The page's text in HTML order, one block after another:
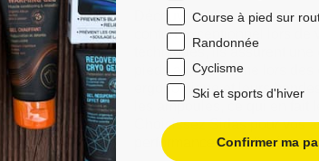
Découvrez les chaussettes
confort exceptionnel lors
techniques, ils assurent
pieds au sec même lors
ergonomique et leurs
les ampoules, ce qui en
Choisissez Sidas pour vos
performances améliorées et
Course à pied sur
Randonnée
Cyclisme
Ski et sports d'hiver
Confirmer ma